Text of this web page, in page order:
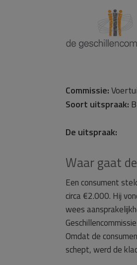
Commissie:
Soort uitspraak:
De uitspraak:
Waar gaat
Een consument
circa €2.000. Hij
wees
Omdat de
schept, werd de